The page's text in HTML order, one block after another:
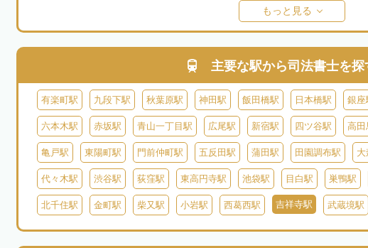
西多摩郡檜原村 伊豆大島
御蔵島 八丈島 青ヶ島 小笠原村
もっと見る
主要な駅から司法書士を探
有楽町駅 九段下駅 秋葉原駅 神田駅 飯田橋駅 日本橋駅 銀座
六本木駅 赤坂駅 青山一丁目駅 広尾駅 新宿駅 四ツ谷駅 高田
亀戸駅 東陽町駅 門前仲町駅 五反田駅 蒲田駅 田園調布駅 大
代々木駅 渋谷駅 荻窪駅 東高円寺駅 池袋駅 目白駅 巣鴨駅
北千住駅 金町駅 柴又駅 小岩駅 西葛西駅 吉祥寺駅 武蔵境駅